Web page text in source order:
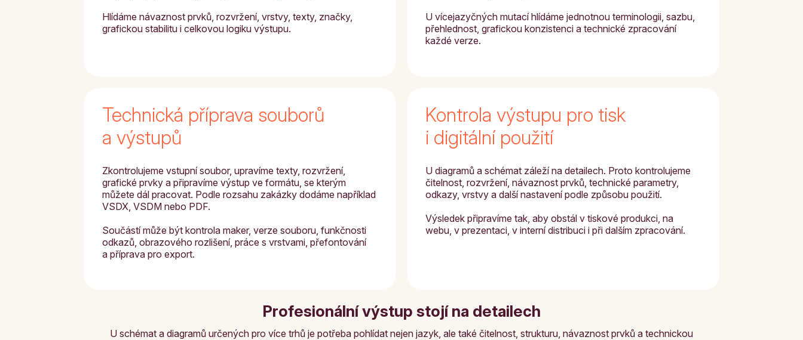
Hlídáme návaznost prvků, rozvržení, vrstvy, texty, značky,
grafickou stabilitu i celkovou logiku výstupu.
U vícejazyčných mutací hlídáme jednotnou terminologii, sazbu,
přehlednost, grafickou konzistenci a technické zpracování
každé verze.
Technická příprava souborů
a výstupů
Zkontrolujeme vstupní soubor, upravíme texty, rozvržení,
grafické prvky a připravíme výstup ve formátu, se kterým
můžete dál pracovat. Podle rozsahu zakázky dodáme například
VSDX, VSDM nebo PDF.
Součástí může být kontrola maker, verze souboru, funkčnosti
odkazů, obrazového rozlišení, práce s vrstvami, přefontování
a příprava pro export.
Kontrola výstupu pro tisk
i digitální použití
U diagramů a schémat záleží na detailech. Proto kontrolujeme
čitelnost, rozvržení, návaznost prvků, technické parametry,
odkazy, vrstvy a další nastavení podle způsobu použití.
Výsledek připravíme tak, aby obstál v tiskové produkci, na
webu, v prezentaci, v interní distribuci i při dalším zpracování.
Profesionální výstup stojí na detailech
U schémat a diagramů určených pro více trhů je potřeba pohlídat nejen jazyk, ale také čitelnost, strukturu, návaznost prvků a technickou